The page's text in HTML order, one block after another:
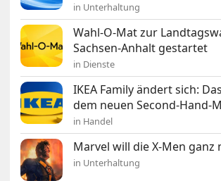
in Unterhaltung
Wahl-O-Mat zur
Sachsen-Anhalt gestartet
in Dienste
IKEA Family ändert sich:
dem neuen Second-Hand-
in Handel
Marvel will die X-Men ganz
in Unterhaltung